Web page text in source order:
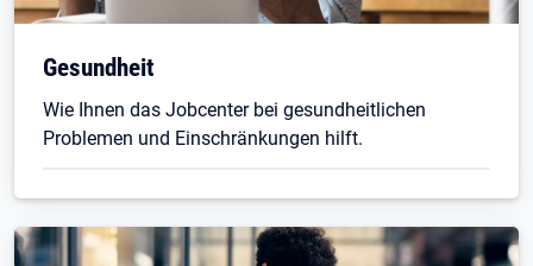
Gesundheit
Wie Ihnen das Jobcenter bei gesundheitlichen
Problemen und Einschränkungen hilft.